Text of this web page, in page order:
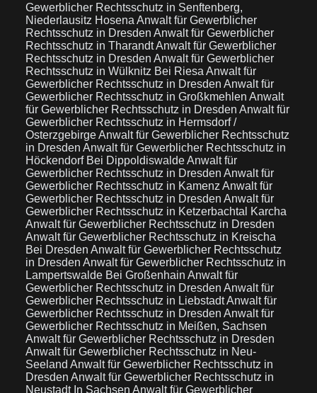
Gewerblicher Rechtsschutz in Senftenberg,
Niederlausitz Hosena Anwalt für Gewerblicher
Rechtsschutz in Dresden Anwalt für Gewerblicher
Rechtsschutz in TharandtAnwalt für Gewerblicher
Rechtsschutz in Dresden Anwalt für Gewerblicher
Rechtsschutz in Wülknitz Bei Riesa Anwalt für
Gewerblicher Rechtsschutz in Dresden Anwalt für
Gewerblicher Rechtsschutz in Großkmehlen Anwalt
für Gewerblicher Rechtsschutz in Dresden Anwalt für
Gewerblicher Rechtsschutz in Hermsdorf /
OsterzgebirgeAnwalt für Gewerblicher Rechtsschutz
in Dresden Anwalt für Gewerblicher Rechtsschutz in
Höckendorf Bei DippoldiswaldeAnwalt für
Gewerblicher Rechtsschutz in Dresden Anwalt für
Gewerblicher Rechtsschutz in Kamenz Anwalt für
Gewerblicher Rechtsschutz in Dresden Anwalt für
Gewerblicher Rechtsschutz in Ketzerbachtal Karcha
Anwalt für Gewerblicher Rechtsschutz in Dresden
Anwalt für Gewerblicher Rechtsschutz in Kreischa
Bei Dresden Anwalt für Gewerblicher Rechtsschutz
in Dresden Anwalt für Gewerblicher Rechtsschutz in
Lampertswalde Bei Großenhain Anwalt für
Gewerblicher Rechtsschutz in Dresden Anwalt für
Gewerblicher Rechtsschutz in LiebstadtAnwalt für
Gewerblicher Rechtsschutz in Dresden Anwalt für
Gewerblicher Rechtsschutz in Meißen, Sachsen
Anwalt für Gewerblicher Rechtsschutz in Dresden
Anwalt für Gewerblicher Rechtsschutz in Neu-
Seeland Anwalt für Gewerblicher Rechtsschutz in
Dresden Anwalt für Gewerblicher Rechtsschutz in
Neustadt In Sachsen Anwalt für Gewerblicher